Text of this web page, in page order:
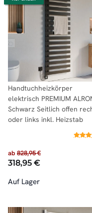
Handtuchheizkörper
elektrisch PREMIUM
Schwarz Seitlich offen
oder links inkl. Heizstab
ab 828,95 €
318,95 €
Auf Lager